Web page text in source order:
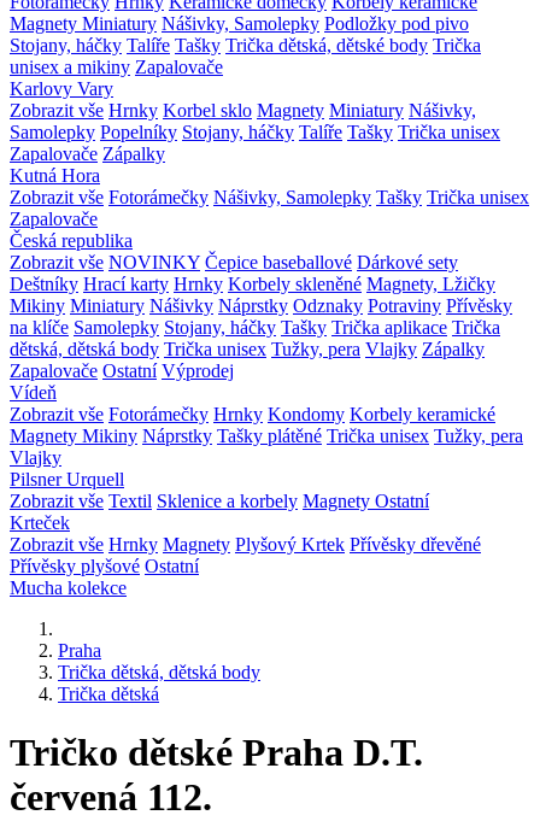
Magnety Miniatury Nášivky, Samolepky Podložky pod pivo
Stojany, háčky Talíře Tašky Trička dětská, dětské body Trička
unisex a mikiny Zapalovače
Karlovy Vary
Zobrazit vše Hrnky Korbel sklo Magnety Miniatury Nášivky,
Samolepky Popelníky Stojany, háčky Talíře Tašky Trička unisex
Zapalovače Zápalky
Kutná Hora
Zobrazit vše Fotorámečky Nášivky, Samolepky Tašky Trička unisex
Zapalovače
Česká republika
Zobrazit vše NOVINKY Čepice baseballové Dárkové sety
Deštníky Hrací karty Hrnky Korbely skleněné Magnety, Lžičky
Mikiny Miniatury Nášivky Náprstky Odznaky Potraviny Přívěsky
na klíče Samolepky Stojany, háčky Tašky Trička aplikace Trička
dětská, dětská body Trička unisex Tužky, pera Vlajky Zápalky
Zapalovače Ostatní Výprodej
Vídeň
Zobrazit vše Fotorámečky Hrnky Kondomy Korbely keramické
Magnety Mikiny Náprstky Tašky plátěné Trička unisex Tužky, pera
Vlajky
Pilsner Urquell
Zobrazit vše Textil Sklenice a korbely Magnety Ostatní
Krteček
Zobrazit vše Hrnky Magnety Plyšový Krtek Přívěsky dřevěné
Přívěsky plyšové Ostatní
Mucha kolekce
Praha
Trička dětská, dětská body
Trička dětská
Tričko dětské Praha D.T.
červená 112.